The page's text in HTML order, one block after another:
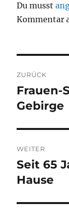
Du musst
Kommentar
ZURÜCK
Vorheriger
Beitrag:
Frauen-
Gebirge
WEITER
Nächster
Beitrag:
Seit 65
Hause